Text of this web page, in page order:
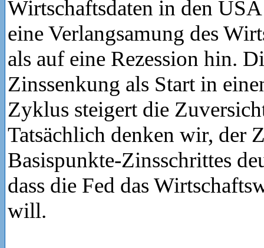
Wirtschaftsdaten in den
eine Verlangsamung des
als auf eine Rezession hin.
Zinssenkung als Start in
Zyklus steigert die
Tatsächlich denken wir, der
Basispunkte-Zinsschrittes
dass die Fed das
will.